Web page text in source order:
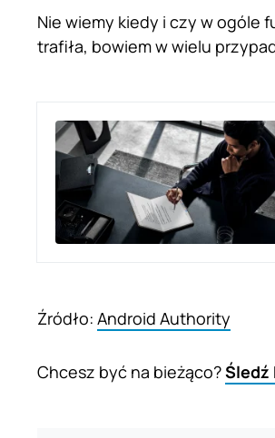
Nie wiemy kiedy i czy w ogóle
trafiła, bowiem w wielu
Źródło: Android Authority
Chcesz być na bieżąco?Śledź